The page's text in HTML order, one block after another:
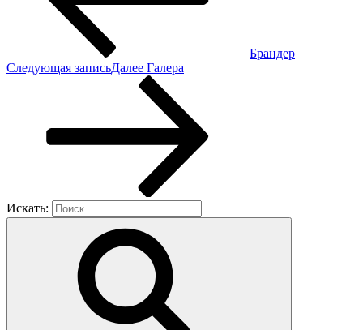
Брандер
Следующая записьДалее Галера
Искать: